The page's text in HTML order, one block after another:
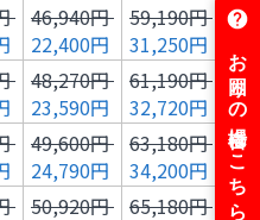
46,940円
22,400円
59,190円
31,250円
48,270円
23,590円
61,190円
32,720円
49,600円
24,790円
63,180円
34,200円
50,920円 65,180円